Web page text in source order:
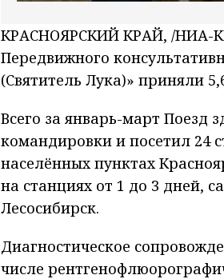
КРАСНОЯРСКИЙ КРАЙ, /НИА-
Передвижного
(Святитель Лука)» приняли
Всего за январь-март Поезд
командировки и посетил 24
населённых пунктах
на станциях от 1 до 3 дней,
Лесосибирск.
Диагностическое
числе